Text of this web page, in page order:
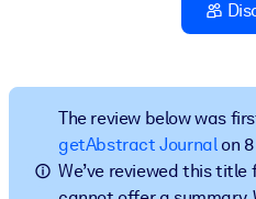
Интегрируйте краткие
лучших результатов обучения.
The review below was
getAbstract Journalon 8
We’ve reviewed this